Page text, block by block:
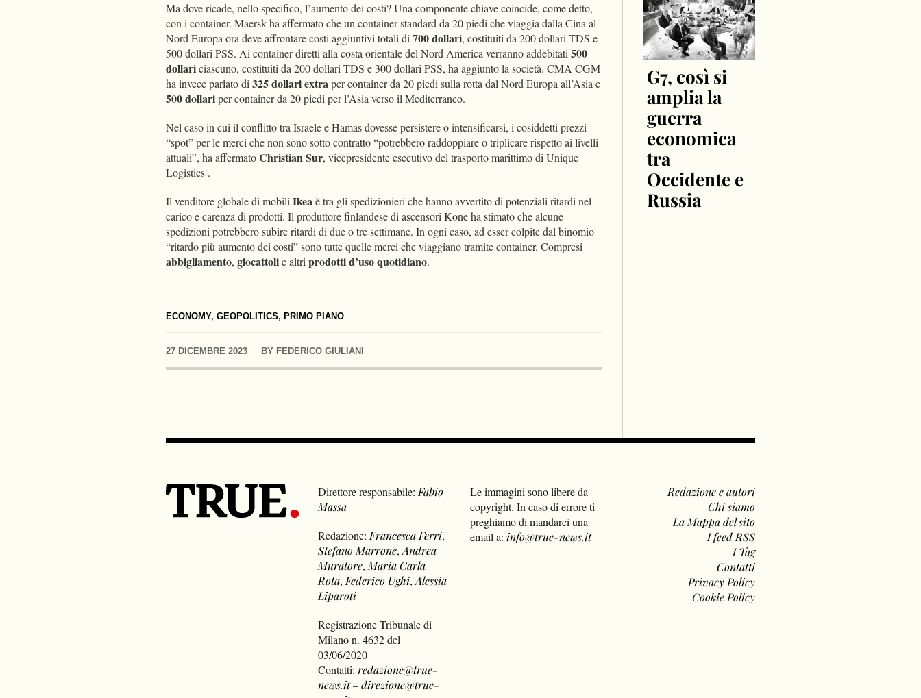
ECONOMY, GEOPOLITICS, PRIMO PIANO
27 DICEMBRE 2023 BY FEDERICO GIULIANI
Ma dove ricade, nello specifico, l’aumento dei costi? Una componente chiave coincide, come detto,
con i container. Maersk ha affermato che un container standard da 20 piedi che viaggia dalla Cina al
Nord Europa ora deve affrontare costi aggiuntivi totali di700 dollari, costituiti da 200 dollari TDS e
500 dollari PSS. Ai container diretti alla costa orientale del Nord America verranno addebitati500
dollariciascuno, costituiti da 200 dollari TDS e 300 dollari PSS, ha aggiunto la società. CMA CGM
ha invece parlato di325 dollari extraper container da 20 piedi sulla rotta dal Nord Europa all’Asia e
500 dollariper container da 20 piedi per l’Asia verso il Mediterraneo.
Nel caso in cui il conflitto tra Israele e Hamas dovesse persistere o intensificarsi, i cosiddetti prezzi
“spot” per le merci che non sono sotto contratto “potrebbero raddoppiare o triplicare rispetto ai livelli
attuali”, ha affermatoChristian Sur, vicepresidente esecutivo del trasporto marittimo di Unique
Logistics .
Il venditore globale di mobiliIkeaè tra gli spedizionieri che hanno avvertito di potenziali ritardi nel
carico e carenza di prodotti. Il produttore finlandese di ascensori Kone ha stimato che alcune
spedizioni potrebbero subire ritardi di due o tre settimane. In ogni caso, ad esser colpite dal binomio
“ritardo più aumento dei costi” sono tutte quelle merci che viaggiano tramite container. Compresi
abbigliamento, giocattolie altriprodotti d’uso quotidiano.
G7, così si
amplia la
guerra
economica
tra
Occidente e
Russia
Direttore responsabile:Fabio
Massa
Redazione:Francesca Ferri,
Stefano Marrone,Andrea
Muratore,Maria Carla
Rota,Federico Ughi,Alessia
Liparoti
Registrazione Tribunale di
Milano n. 4632 del
03/06/2020
Contatti:redazione@true-
news.it–direzione@true-
Le immagini sono libere da
copyright. In caso di errore ti
preghiamo di mandarci una
email a: info@true-news.it
Redazione e autori
Chi siamo
La Mappa del sito
I feed RSS
I Tag
Contatti
Privacy Policy
Cookie Policy